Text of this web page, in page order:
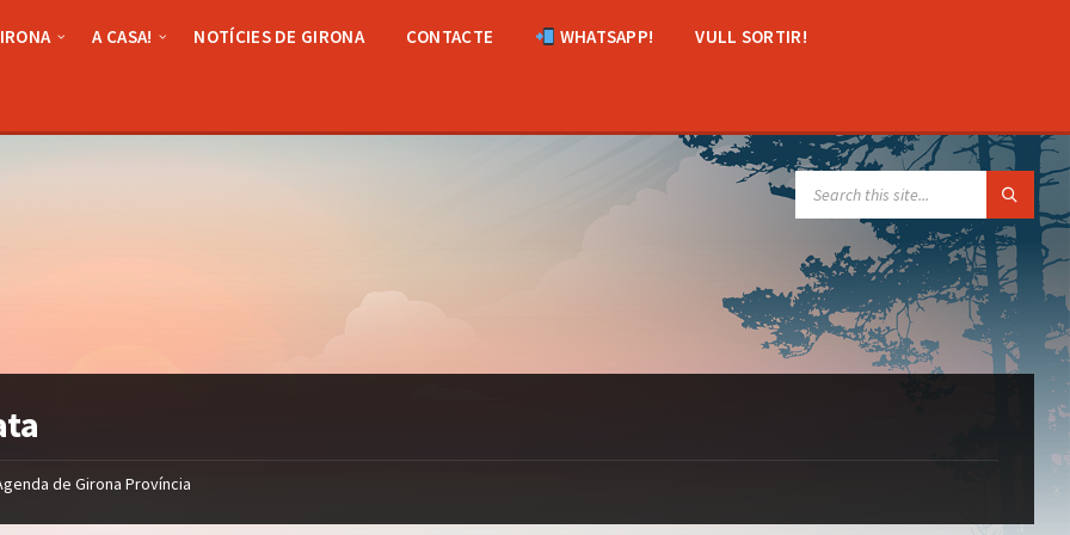
A CASA! NOTÍCIES DE GIRONA CONTACTE WHATSAPP! VULL SORTIR!
de Girona Província